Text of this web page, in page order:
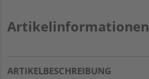
Artikelinformationen
ARTIKELBESCHREIBUNG